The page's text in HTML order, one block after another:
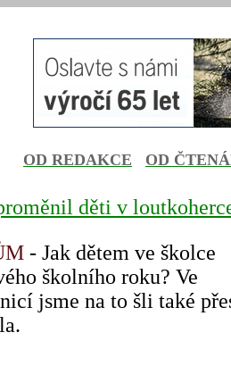
OD REDAKCE OD
děti v
- Jak dětem ve školce
školního roku? Ve
jsme na to šli také